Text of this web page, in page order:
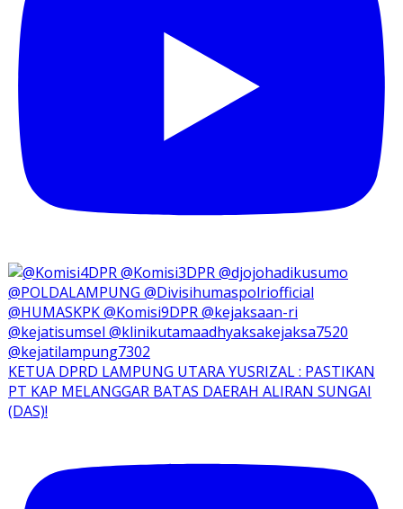
KETUA DPRD LAMPUNG UTARA YUSRIZAL : PASTIKAN
PT KAP MELANGGAR BATAS DAERAH ALIRAN SUNGAI
(DAS)!